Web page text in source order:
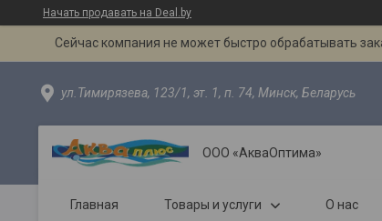
Начать продавать на Deal.by
Сейчас компания не может быстро обрабатывать
ул.Тимирязева, 123/1, эт. 1, п. 74, Минск, Беларусь
ООО «АкваОптима»
Главная Товары и услуги О нас